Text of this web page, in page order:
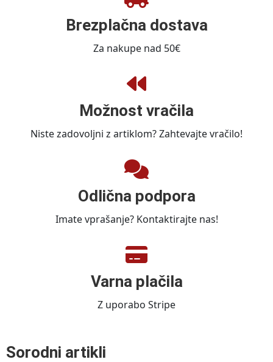
Brezplačna dostava
Za nakupe nad 50€
Možnost vračila
Niste zadovoljni z artiklom? Zahtevajte vračilo!
Odlična podpora
Imate vprašanje? Kontaktirajte nas!
Varna plačila
Z uporabo Stripe
Sorodni artikli